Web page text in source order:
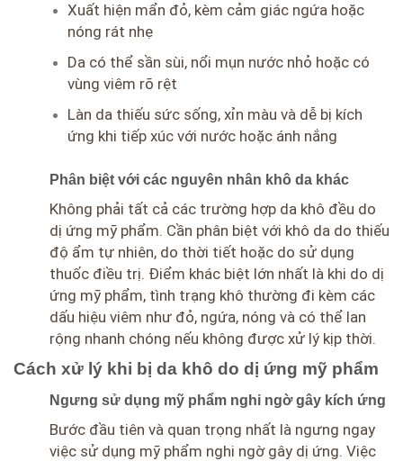
Xuất hiện mẩn đỏ, kèm cảm giác ngứa hoặc
nóng rát nhẹ
Da có thể sần sùi, nổi mụn nước nhỏ hoặc có
vùng viêm rõ rệt
Làn da thiếu sức sống, xỉn màu và dễ bị kích
ứng khi tiếp xúc với nước hoặc ánh nắng
Phân biệt với các nguyên nhân khô da khác
Không phải tất cả các trường hợp da khô đều do
dị ứng mỹ phẩm. Cần phân biệt với khô da do thiếu
độ ẩm tự nhiên, do thời tiết hoặc do sử dụng
thuốc điều trị. Điểm khác biệt lớn nhất là khi do dị
ứng mỹ phẩm, tình trạng khô thường đi kèm các
dấu hiệu viêm như đỏ, ngứa, nóng và có thể lan
rộng nhanh chóng nếu không được xử lý kịp thời.
Cách xử lý khi bị da khô do dị ứng mỹ phẩm
Ngưng sử dụng mỹ phẩm nghi ngờ gây kích ứng
Bước đầu tiên và quan trọng nhất là ngưng ngay
việc sử dụng mỹ phẩm nghi ngờ gây dị ứng. Việc